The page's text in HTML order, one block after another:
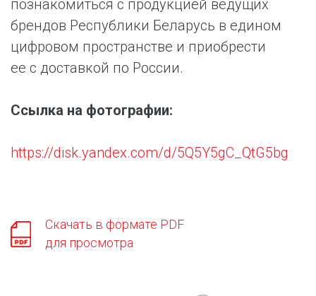
познакомиться с продукцией ведущих
брендов Республики Беларусь в едином
цифровом пространстве и приобрести
ее с доставкой по России.
Ссылка на фотографии:
https://disk.yandex.com/d/5Q5Y5gC_QtG5bg
Скачать в формате PDF
для просмотра